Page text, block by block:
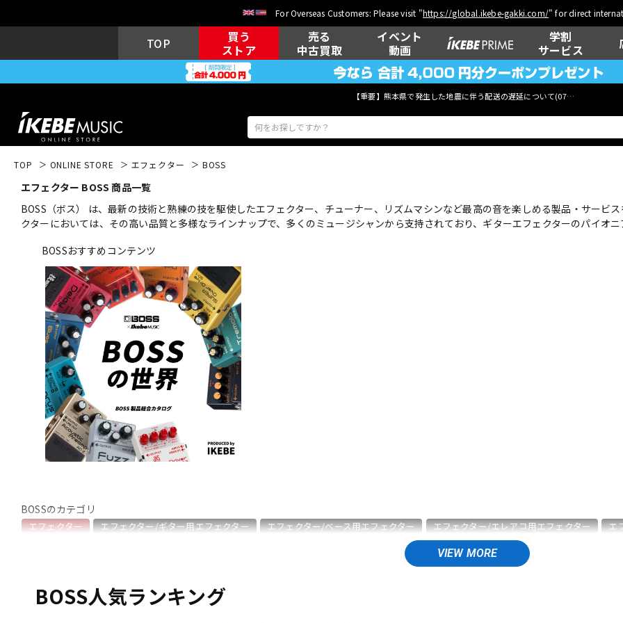
For Overseas Customers: Please visit "https://global.ikebe-gakki.com/" for direct
TOP
買う
ストア
売る
中古買取
イベント
動画
学割
サービス
【重要】熊本県で発生した地震に伴う配送の遅延について(07月29日
エレキギター アコ
キーボード 電子ピアノ
DJ機器 DTM
中古 ヴィンテージ
TOP ONLINE STORE エフェクター BOSS
エフェクター BOSS 商品一覧
BOSS（ボス） は、最新の技術と熟練の技を駆使したエフェクター、チューナー、リズムマシンなど最高の音を楽しめる製品・サービ
クターにおいては、その高い品質と多様なラインナップで、多くのミュージシャンから支持されており、ギターエフェクターのパイオ
BOSSおすすめコンテンツ
BOSSのカテゴリ
エフェクター エフェクター/ギター用エフェクター エフェクター/ベース用エフェクター エフェクター/エレアコ用エフェクター
エ
エフェクター/電源周辺機器
配信機器・ライブ機器 楽器アクセサリ
BOSS人気ランキング